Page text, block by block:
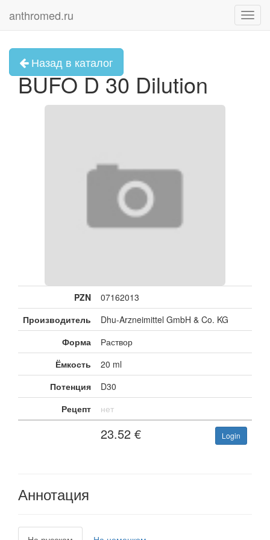
anthromed.ru
Назад в каталог
BUFO D 30 Dilution
PZN
07162013
Производитель
Dhu-Arzneimittel GmbH & Co. KG
Форма
Раствор
Ёмкость
20 ml
Потенция
D30
Рецепт
нет
23.52 € Login
Аннотация